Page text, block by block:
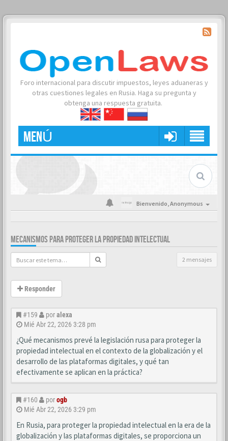
Foro internacional para discutir impuestos, leyes aduaneras y
otras cuestiones legales en Rusia. Haga su pregunta y
obtenga una respuesta gratuita.
MENÚ
Bienvenido,Anonymous
MECANISMOS PARA PROTEGER LA PROPIEDAD INTELECTUAL
2 mensajes
Responder
#159 poralexa
Mié Abr 22, 2026 3:28 pm
¿Qué mecanismos prevé la legislación rusa para proteger la
propiedad intelectual en el contexto de la globalización y el
desarrollo de las plataformas digitales, y qué tan
efectivamente se aplican en la práctica?
#160 porogb
Mié Abr 22, 2026 3:29 pm
En Rusia, para proteger la propiedad intelectual en la era de la
globalización y las plataformas digitales, se proporciona un